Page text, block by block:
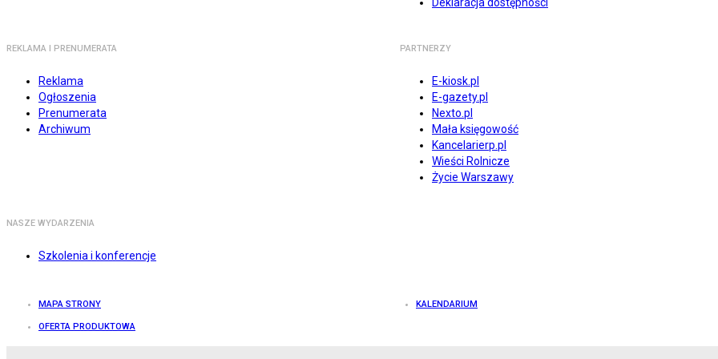
REKLAMA I PRENUMERATA
Reklama
Ogłoszenia
Prenumerata
Archiwum
PARTNERZY
E-kiosk.pl
E-gazety.pl
Nexto.pl
Mała księgowość
Kancelarierp.pl
Wieści Rolnicze
Życie Warszawy
NASZE WYDARZENIA
Szkolenia i konferencje
MAPA STRONY KALENDARIUM
OFERTA PRODUKTOWA